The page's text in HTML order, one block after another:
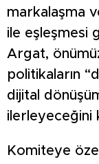
markalaşma
ile eşleşmesi
Argat,
politikaların
dijital
ilerleyeceğini
Komiteye